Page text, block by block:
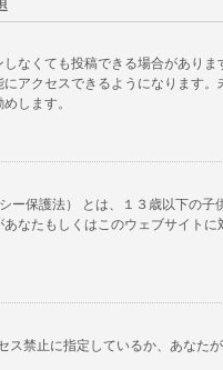
なくても投稿できる場合があり
アクセスできるようになります
します。
ー保護法） とは、１３歳以下の
なたもしくはこのウェブサイト
ス禁止に指定しているか、あなた